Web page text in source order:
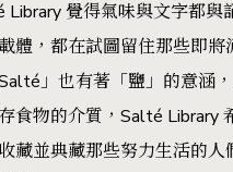
Library 覺得氣味與文字都與
體，都在試圖留住那些即將
」也有著「鹽」的意涵
食物的介質，Salté Library
藏並典藏那些努力生活的人